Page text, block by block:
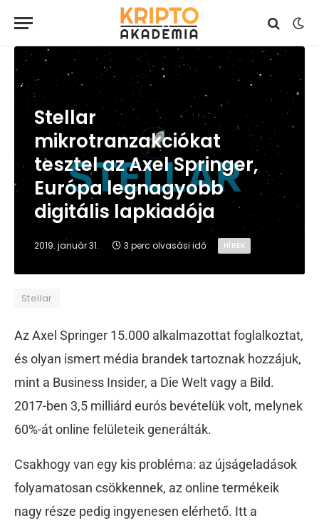
Stellar
mikrotranzakciókat
tesztel az Axel Springer,
Európa legnagyobb
digitális lapkiadója
2019. január 31. 3 perc olvasási idő HÍREK
Stellar
Az Axel Springer 15.000 alkalmazottat foglalkoztat,
és olyan ismert média brandek tartoznak hozzájuk,
mint a Business Insider, a Die Welt vagy a Bild.
2017-ben 3,5 milliárd eurós bevételük volt, melynek
60%-át online felületeik generálták.
Csakhogy van egy kis probléma: az újságeladások
folyamatosan csökkennek, az online termékeik
nagy része pedig ingyenesen elérhető. Itt a